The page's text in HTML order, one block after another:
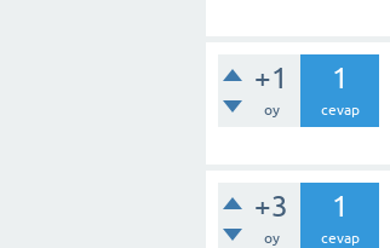
+1
oy
1
cevap
+3
oy
1
cevap